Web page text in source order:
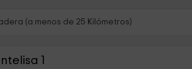
(a menos de 25 Kilómetros)
1